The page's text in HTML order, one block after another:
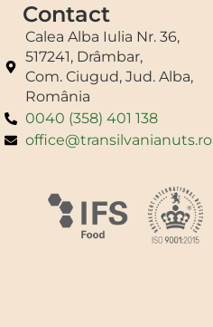
Contact
Calea Alba Iulia Nr. 36,
517241, Drâmbar,
Com. Ciugud, Jud. Alba,
România
0040 (358) 401 138
office@transilvanianuts.ro